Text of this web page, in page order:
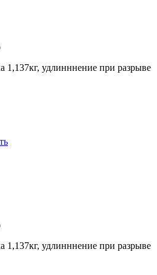
1,137кг, удлинннение при разрыве
1,137кг, удлинннение при разрыве